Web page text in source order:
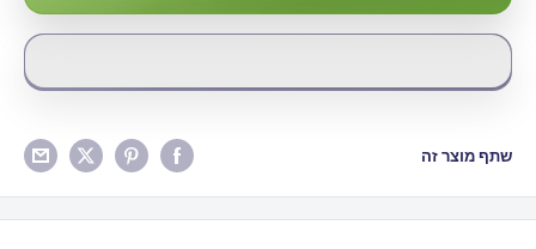
שתף מוצר זה